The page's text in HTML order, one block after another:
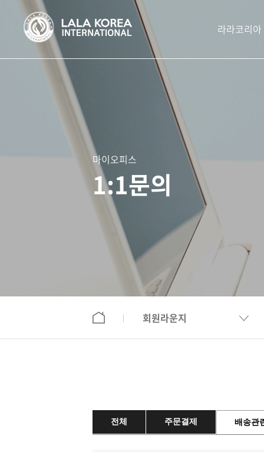
라라코리아
마이오피스
1:1문의
회원라운지
전체 주문결제 배송관